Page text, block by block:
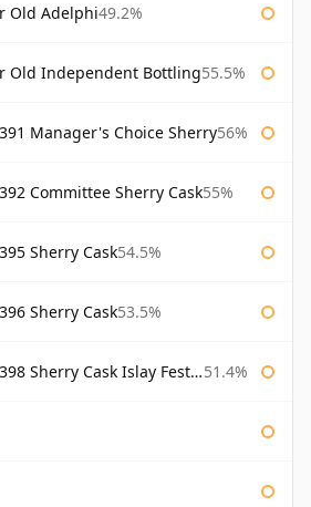
Old Adelphi49.2%
Old Independent Bottling55.5%
Manager's Choice Sherry56%
Committee Sherry Cask55%
Sherry Cask54.5%
Sherry Cask53.5%
Cask Islay Festival 2004 51.4%